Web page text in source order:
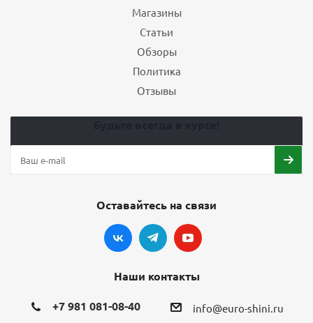
Магазины
Статьи
Обзоры
Политика
Отзывы
Оставайтесь на связи
Наши контакты
+7 981 081-08-40 info@euro-shini.ru